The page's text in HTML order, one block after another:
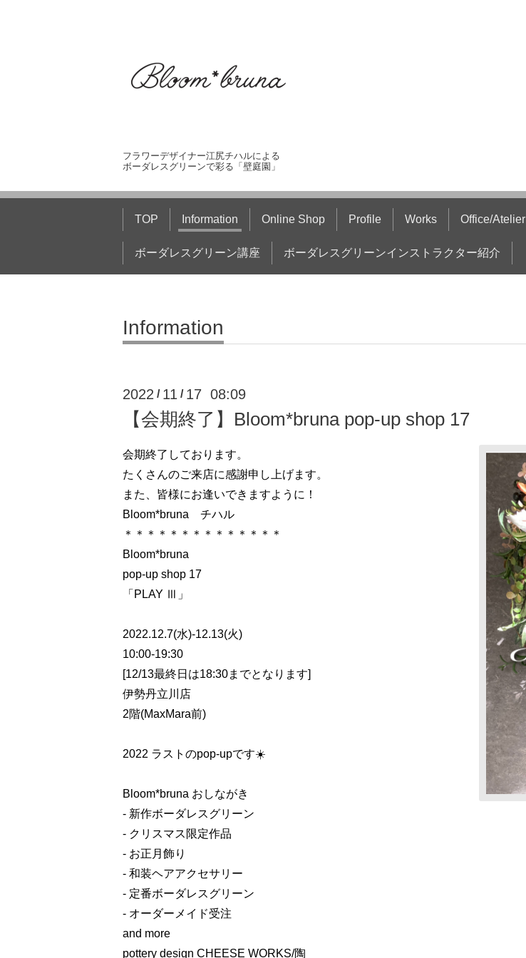
フラワーデザイナー江尻チハルによる
ボーダレスグリーンで彩る「壁庭園」
TOP Information Online Shop Profile Works Office/Atelier
ボーダレスグリーン講座 ボーダレスグリーンインストラクター紹介
Information
2022 / 11 / 17 08:09
【会期終了】Bloom*bruna pop-up shop 17
会期終了しております。
たくさんのご来店に感謝申し上げます。
また、皆様にお逢いできますように！
Bloom*bruna チハル
＊＊＊＊＊＊＊＊＊＊＊＊＊＊
Bloom*bruna
pop-up shop 17
「PLAY Ⅲ」
2022.12.7(水)-12.13(火)
10:00-19:30
[12/13最終日は18:30までとなります]
伊勢丹立川店
2階(MaxMara前)
2022 ラストのpop-upです☀️
Bloom*bruna おしながき
- 新作ボーダレスグリーン
- クリスマス限定作品
- お正月飾り
- 和装ヘアアクセサリー
- 定番ボーダレスグリーン
- オーダーメイド受注
and more
pottery design CHEESE WORKS/陶